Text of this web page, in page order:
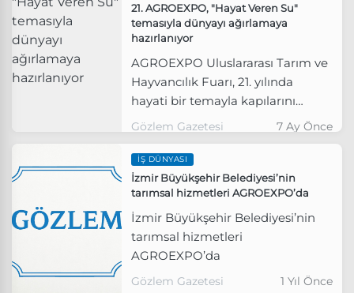
21. AGROEXPO, "Hayat Veren Su"
temasıyla dünyayı ağırlamaya
hazırlanıyor
AGROEXPO Uluslararası Tarım ve
Hayvancılık Fuarı, 21. yılında
hayati bir temayla kapılarını
açıyor. 03-07 Şubat 2026 tarihleri
organizasyon, "Hayat Veren Su"
mottosuyla küresel tarım
profesyonellerini, milyar dolarlık iş
hacmi hedefiyle İzmir’de
buluşturuyor.
Gözlem Gazetesi 7 Ay Önce
İŞ DÜNYASI
İzmir Büyükşehir Belediyesi’nin
tarımsal hizmetleri AGROEXPO’da
İzmir Büyükşehir Belediyesi’nin
tarımsal hizmetleri
AGROEXPO’da
Gözlem Gazetesi 1 Yıl Önce